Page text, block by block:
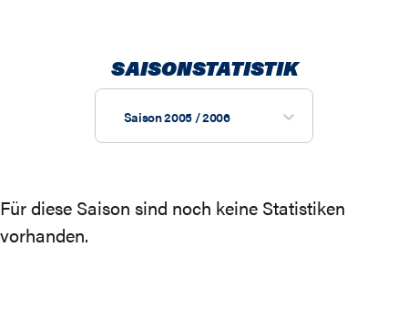
SAISONSTATISTIK
Saison 2005 / 2006
Für diese Saison sind noch keine Statistiken
vorhanden.